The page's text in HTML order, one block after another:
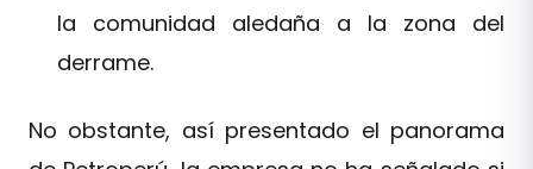
la comunidad aledaña a la zona del
derrame.
No obstante, así presentado el panorama